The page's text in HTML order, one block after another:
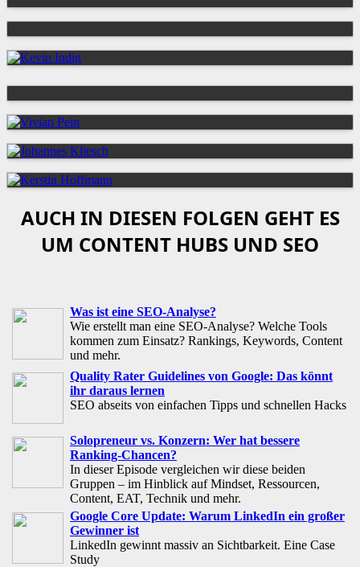
AUCH IN DIESEN FOLGEN GEHT ES
UM CONTENT HUBS UND SEO
Was ist eine SEO-Analyse?
Wie erstellt man eine SEO-Analyse? Welche Tools
kommen zum Einsatz? Rankings, Keywords, Content
und mehr.
Quality Rater Guidelines von Google: Das könnt
ihr daraus lernen
SEO abseits von einfachen Tipps und schnellen Hacks
Solopreneur vs. Konzern: Wer hat bessere
Ranking-Chancen?
In dieser Episode vergleichen wir diese beiden
Gruppen – im Hinblick auf Mindset, Ressourcen,
Content, EAT, Technik und mehr.
Google Core Update: Warum LinkedIn ein großer
Gewinner ist
LinkedIn gewinnt massiv an Sichtbarkeit. Eine Case
Study